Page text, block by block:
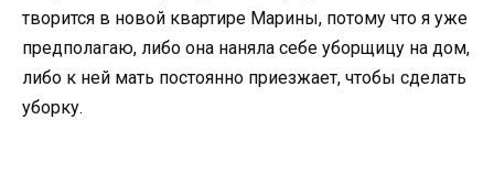
творится в новой квартире Марины, потому что я уже
предполагаю, либо она наняла себе уборщицу на дом,
либо к ней мать постоянно приезжает, чтобы сделать
уборку.